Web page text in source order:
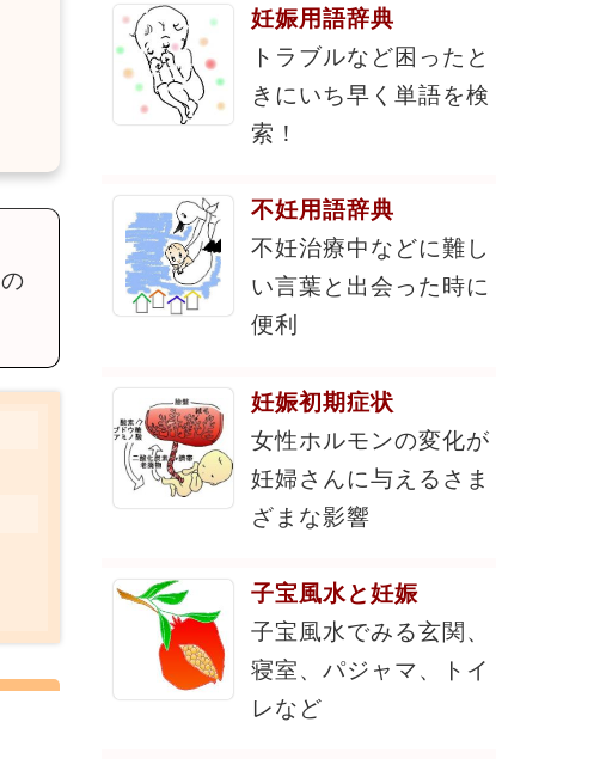
妊娠用語辞典
トラブルなど困ったと
きにいち早く単語を検
索！
不妊用語辞典
不妊治療中などに難し
い言葉と出会った時に
便利
妊娠初期症状
女性ホルモンの変化が
妊婦さんに与えるさま
ざまな影響
子宝風水と妊娠
子宝風水でみる玄関、
寝室、パジャマ、トイ
レなど